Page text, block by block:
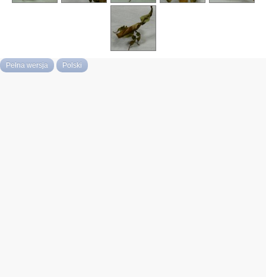
Pełna wersja Polski